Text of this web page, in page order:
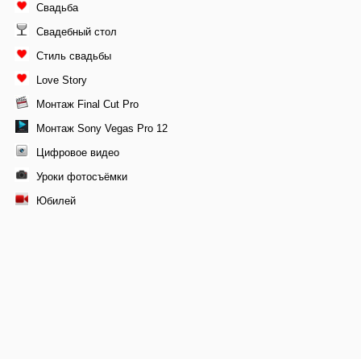
Свадьба
Свадебный стол
Стиль свадьбы
Love Story
Монтаж Final Cut Pro
Монтаж Sony Vegas Pro 12
Цифровое видео
Уроки фотосъёмки
Юбилей